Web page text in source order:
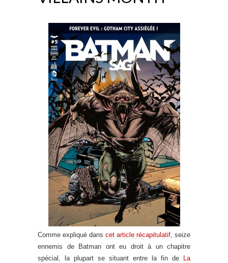
Comme expliqué dans cet article récapitulatif, seize
ennemis de Batman ont eu droit à un chapitre
spécial, la plupart se situant entre la fin de
La